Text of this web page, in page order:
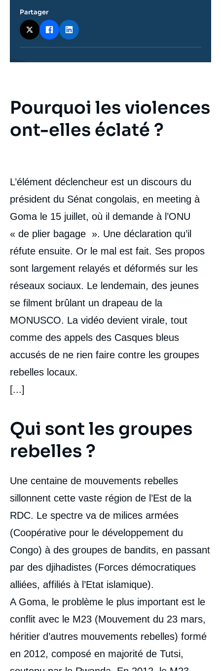
Contenu
intervention
Pourquoi les violences
ont-elles éclaté ?
L’élément déclencheur est un discours du
président du Sénat congolais, en meeting à
Goma le 15 juillet, où il demande à l’ONU
« de plier bagage ​ ». Une déclaration qu’il
réfute ensuite. Or le mal est fait. Ses propos
sont largement relayés et déformés sur les
réseaux sociaux. Le lendemain, des jeunes
se filment brûlant un drapeau de la
MONUSCO. La vidéo devient virale, tout
comme des appels des Casques bleus
accusés de ne rien faire contre les groupes
rebelles locaux.
[...]
Qui sont les groupes
rebelles ?
Une centaine de mouvements rebelles
sillonnent cette vaste région de l’Est de la
RDC. Le spectre va de milices armées
(Coopérative pour le développement du
Congo) à des groupes de bandits, en passant
par des djihadistes (Forces démocratiques
alliées, affiliés à l’Etat islamique).
A Goma, le problème le plus important est le
conflit avec le M23 (Mouvement du 23 mars,
héritier d’autres mouvements rebelles) formé
en 2012, composé en majorité de Tutsi,
Partager